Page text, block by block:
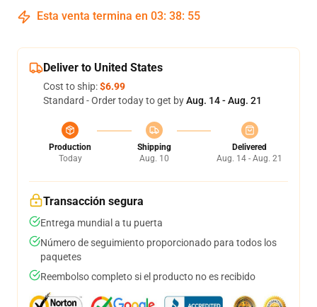
Esta venta termina en 03: 38: 54
Deliver to United States
Cost to ship:$6.99
Standard - Order today to get byAug. 14 - Aug. 21
Production
Today
Shipping
Aug. 10
Delivered
Aug. 14 - Aug. 21
Transacción segura
Entrega mundial a tu puerta
Número de seguimiento proporcionado para todos los
paquetes
Reembolso completo si el producto no es recibido